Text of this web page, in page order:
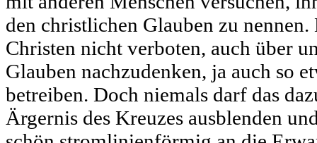
den christlichen Glauben zu
Christen nicht verboten, auch über
Glauben nachzudenken, ja auch so
betreiben. Doch niemals darf das
Ärgernis des Kreuzes ausblenden